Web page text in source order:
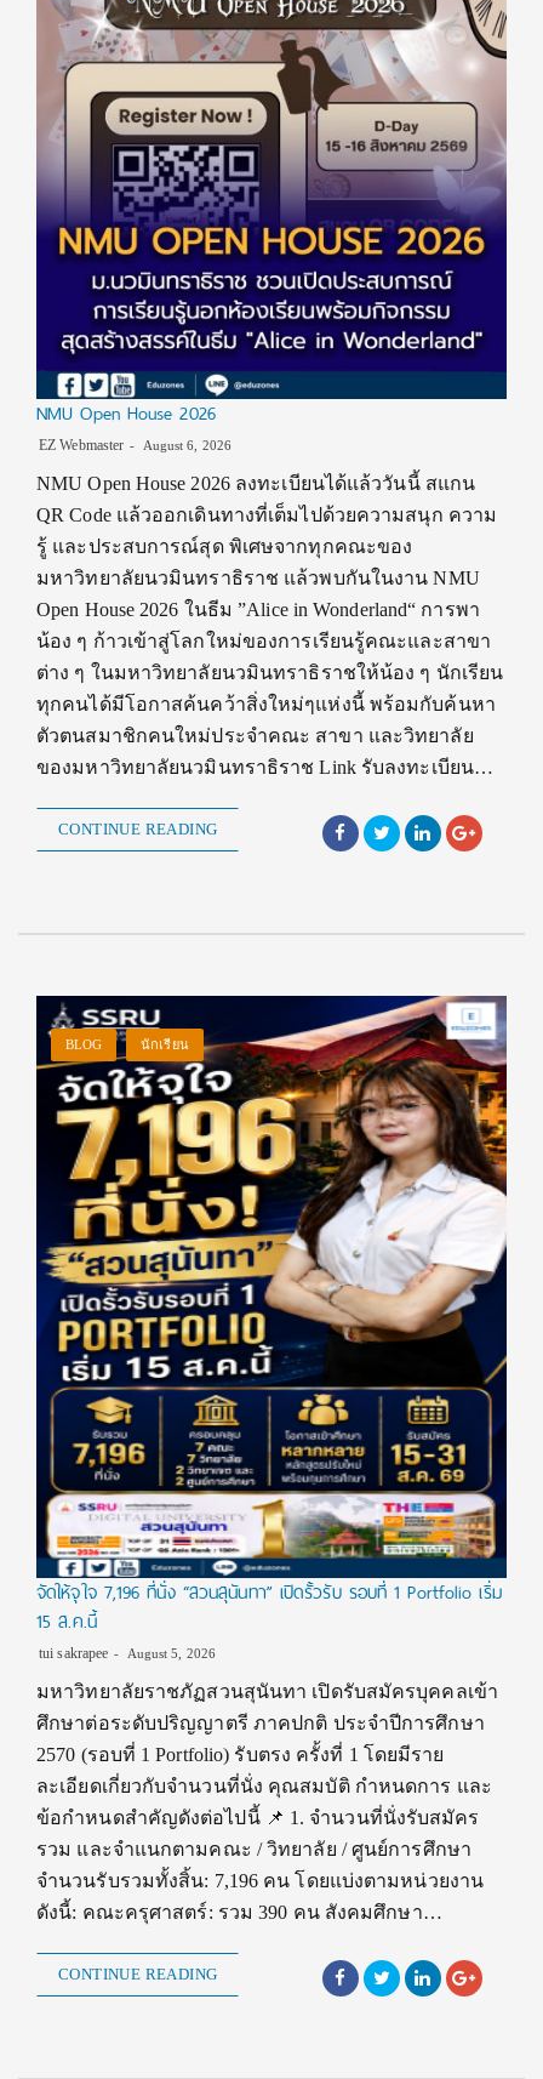
NMU Open House 2026
EZ Webmaster August 6, 2026
NMU Open House 2026 ลงทะเบียนได้แล้ววันนี้ สแกน
QR Code แล้วออกเดินทางที่เต็มไปด้วยความสนุก ความ
รู้ และประสบการณ์สุด พิเศษจากทุกคณะของ
มหาวิทยาลัยนวมินทราธิราช แล้วพบกันในงาน NMU
Open House 2026 ในธีม ”Alice in Wonderland“ การพา
น้อง ๆ ก้าวเข้าสู่โลกใหม่ของการเรียนรู้คณะและสาขา
ต่าง ๆ ในมหาวิทยาลัยนวมินทราธิราชให้น้อง ๆ นักเรียน
ทุกคนได้มีโอกาสค้นคว้าสิ่งใหม่ๆแห่งนี้ พร้อมกับค้นหา
ตัวตนสมาชิกคนใหม่ประจำคณะ สาขา และวิทยาลัย
ของมหาวิทยาลัยนวมินทราธิราช Link รับลงทะเบียน…
CONTINUE READING
BLOG นักเรียน
จัดให้จุใจ 7,196 ที่นั่ง “สวนสุนันทา” เปิดรั้วรับ รอบที่ 1 Portfolio เริ่ม
15 ส.ค.นี้
tui sakrapee August 5, 2026
มหาวิทยาลัยราชภัฏสวนสุนันทา เปิดรับสมัครบุคคลเข้า
ศึกษาต่อระดับปริญญาตรี ภาคปกติ ประจำปีการศึกษา
2570 (รอบที่ 1 Portfolio) รับตรง ครั้งที่ 1 โดยมีราย
ละเอียดเกี่ยวกับจำนวนที่นั่ง คุณสมบัติ กำหนดการ และ
ข้อกำหนดสำคัญดังต่อไปนี้ 📌 1. จำนวนที่นั่งรับสมัคร
รวม และจำแนกตามคณะ / วิทยาลัย / ศูนย์การศึกษา
จำนวนรับรวมทั้งสิ้น: 7,196 คน โดยแบ่งตามหน่วยงาน
ดังนี้: คณะครุศาสตร์: รวม 390 คน สังคมศึกษา…
CONTINUE READING